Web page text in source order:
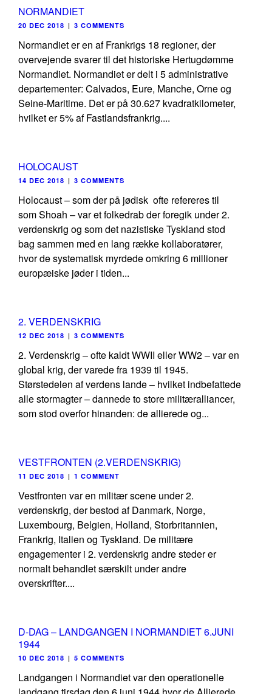
NORMANDIET
20 DEC 2018 | 3 COMMENTS
Normandiet er en af Frankrigs 18 regioner, der
overvejende svarer til det historiske Hertugdømme
Normandiet. Normandiet er delt i 5 administrative
departementer: Calvados, Eure, Manche, Orne og
Seine-Maritime. Det er på 30.627 kvadratkilometer,
hvilket er 5% af Fastlandsfrankrig....
HOLOCAUST
14 DEC 2018 | 3 COMMENTS
Holocaust – som der på jødisk ofte refereres til
som Shoah – var et folkedrab der foregik under 2.
verdenskrig og som det nazistiske Tyskland stod
bag sammen med en lang række kollaboratører,
hvor de systematisk myrdede omkring 6 millioner
europæiske jøder i tiden...
2. VERDENSKRIG
12 DEC 2018 | 3 COMMENTS
2. Verdenskrig – ofte kaldt WWII eller WW2 – var en
global krig, der varede fra 1939 til 1945.
Størstedelen af verdens lande – hvilket indbefattede
alle stormagter – dannede to store militæralliancer,
som stod overfor hinanden: de allierede og...
VESTFRONTEN (2.VERDENSKRIG)
11 DEC 2018 | 1 COMMENT
Vestfronten var en militær scene under 2.
verdenskrig, der bestod af Danmark, Norge,
Luxembourg, Belgien, Holland, Storbritannien,
Frankrig, Italien og Tyskland. De militære
engagementer i 2. verdenskrig andre steder er
normalt behandlet særskilt under andre
overskrifter....
D-DAG – LANDGANGEN I NORMANDIET 6.JUNI
1944
10 DEC 2018 | 5 COMMENTS
Landgangen i Normandiet var den operationelle